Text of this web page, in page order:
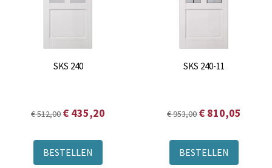
SKS 240
€ 512,00 € 435,20
BESTELLEN
SKS 240-11
€ 953,00 € 810,05
BESTELLEN